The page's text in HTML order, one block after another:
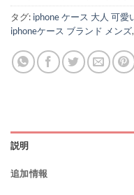
タグ: iphone ケース 大人 可愛
iphoneケース ブランド メンズ,
説明
追加情報